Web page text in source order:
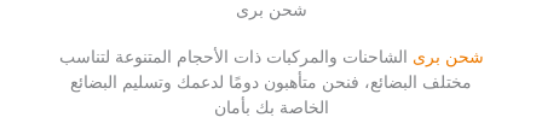
شحن برى
شحن برى الشاحنات والمركبات ذات الأحجام المتنوعة لتناسب
مختلف البضائع، فنحن متأهبون دومًا لدعمك وتسليم البضائع
الخاصة بك بأمان